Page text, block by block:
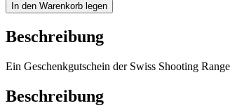
In den Warenkorb legen
Beschreibung
Ein Geschenkgutschein der Swiss Shooting
Beschreibung